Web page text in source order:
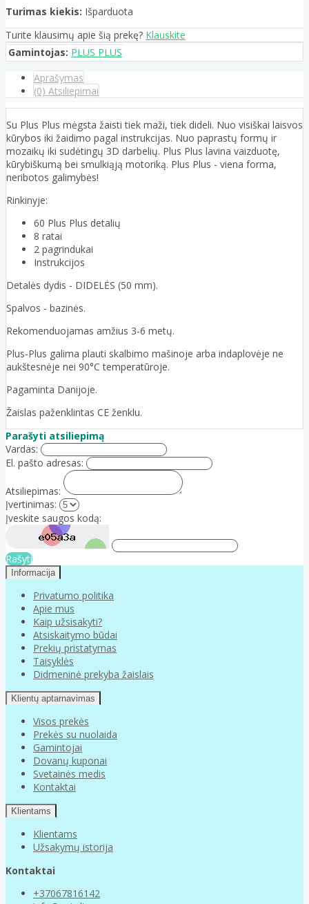
Turimas kiekis: Išparduota
Turite klausimų apie šią prekę? Klauskite
Gamintojas: PLUS PLUS
Aprašymas
(0) Atsiliepimai
Su Plus Plus mėgsta žaisti tiek maži, tiek dideli. Nuo visiškai laisvos
kūrybos iki žaidimo pagal instrukcijas. Nuo paprastų formų ir
mozaikų iki sudėtingų 3D darbelių. Plus Plus lavina vaizduotę,
kūrybiškumą bei smulkiąją motoriką. Plus Plus - viena forma,
neribotos galimybės!
Rinkinyje:
60 Plus Plus detalių
8 ratai
2 pagrindukai
Instrukcijos
Detalės dydis - DIDELĖS (50 mm).
Spalvos - bazinės.
Rekomenduojamas amžius 3-6 metų.
Plus-Plus galima plauti skalbimo mašinoje arba indaplovėje ne
aukštesnėje nei 90°C temperatūroje.
Pagaminta Danijoje.
Žaislas paženklintas CE ženklu.
Parašyti atsiliepimą
Vardas:
El. pašto adresas:
Atsiliepimas:
Įvertinimas:
Įveskite saugos kodą:
Rašyti
Informacija
Privatumo politika
Apie mus
Kaip užsisakyti?
Atsiskaitymo būdai
Prekių pristatymas
Taisyklės
Didmeninė prekyba žaislais
Klientų aptarnavimas
Visos prekės
Prekės su nuolaida
Gamintojai
Dovanų kuponai
Svetainės medis
Kontaktai
Klientams
Klientams
Užsakymų istorija
Kontaktai
+37067816142